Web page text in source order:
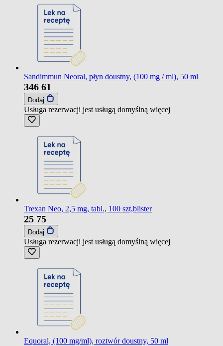
Sandimmun Neoral, płyn doustny, (100 mg / ml), 50 ml
346 61
Dodaj
Usługa rezerwacji jest usługą domyślną więcej
Trexan Neo, 2,5 mg, tabl., 100 szt,blister
25 75
Dodaj
Usługa rezerwacji jest usługą domyślną więcej
Equoral, (100 mg/ml), roztwór doustny, 50 ml